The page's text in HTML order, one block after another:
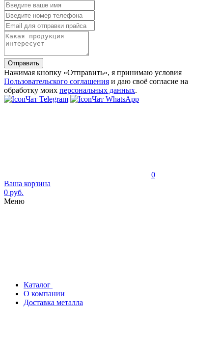
Отправить
Нажимая кнопку «Отправить», я принимаю условия
Пользовательского соглашения и даю своё согласие на
обработку моих персональных данных.
Чат Telegram
Чат WhatsApp
0
Ваша корзина
0 руб.
Меню
Каталог
О компании
Доставка металла